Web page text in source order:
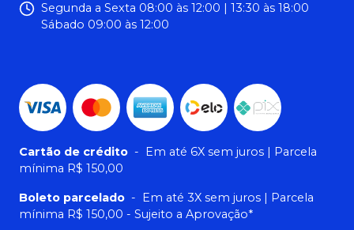
Segunda a Sexta 08:00 às 12:00 | 13:30 às 18:00
Sábado 09:00 às 12:00
Cartão de crédito - Em até 6X sem juros | Parcela
mínima R$ 150,00
Boleto parcelado - Em até 3X sem juros | Parcela
mínima R$ 150,00 - Sujeito a Aprovação*